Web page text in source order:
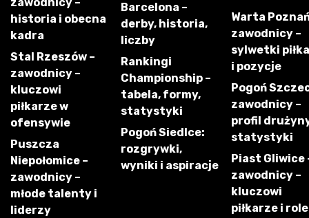
historia i obecna
kadra
Stal Rzeszów –
zawodnicy –
kluczowi
piłkarze w
ofensywie
Puszcza
Niepołomice –
zawodnicy –
młode talenty i
liderzy
Barcelona –
derby, historia,
liczby
Rankingi
Championship –
tabela, formy,
statystyki
Pogoń Siedlce:
rozgrywki,
wyniki i aspiracje
Warta
zawodnicy –
sylwetki
i pozycje
Pogoń
zawodnicy –
profil
statystyki
Piast Gliwice
zawodnicy –
kluczowi
piłkarze i role